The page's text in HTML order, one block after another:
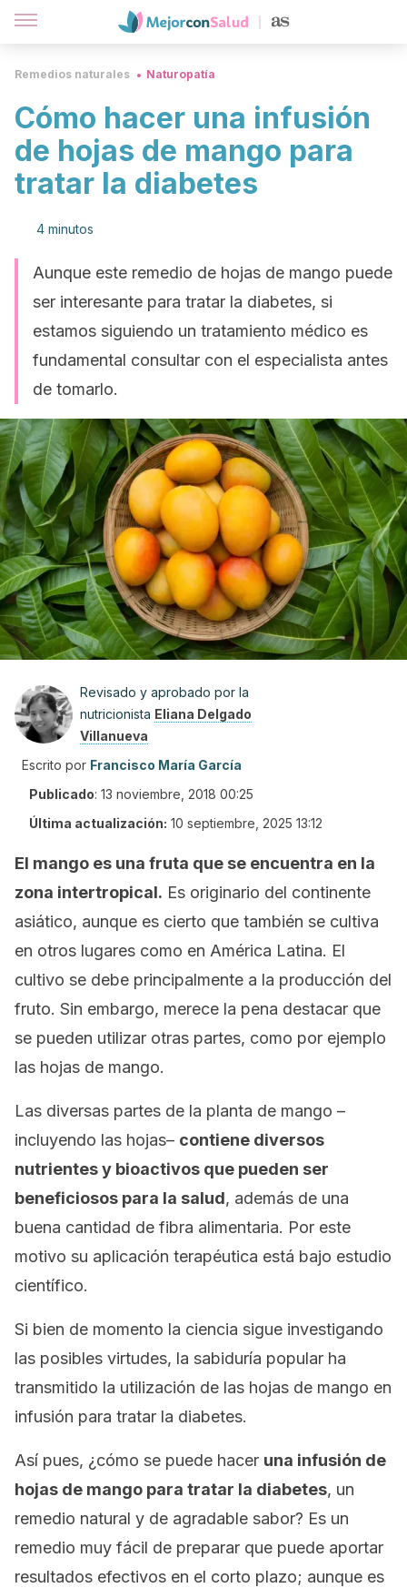
Remedios naturales Naturopatía
Cómo hacer una infusión
de hojas de mango para
tratar la diabetes
4 minutos
Aunque este remedio de hojas de mango puede
ser interesante para tratar la diabetes, si
estamos siguiendo un tratamiento médico es
fundamental consultar con el especialista antes
de tomarlo.
Revisado y aprobado por la
nutricionista Eliana Delgado
Villanueva
Escrito por Francisco María García
Publicado: 13 noviembre, 2018 00:25
Última actualización: 10 septiembre, 2025 13:12
El mango es una fruta que se encuentra en la
zona intertropical. Es originario del continente
asiático, aunque es cierto que también se cultiva
en otros lugares como en América Latina. El
cultivo se debe principalmente a la producción del
fruto. Sin embargo, merece la pena destacar que
se pueden utilizar otras partes, como por ejemplo
las hojas de mango.
Las diversas partes de la planta de mango –
incluyendo las hojas– contiene diversos
nutrientes y bioactivos que pueden ser
beneficiosos para la salud, además de una
buena cantidad de fibra alimentaria. Por este
motivo su aplicación terapéutica está bajo estudio
científico.
Si bien de momento la ciencia sigue investigando
las posibles virtudes, la sabiduría popular ha
transmitido la utilización de las hojas de mango en
infusión para tratar la diabetes.
Así pues, ¿cómo se puede hacer una infusión de
hojas de mango para tratar la diabetes, un
remedio natural y de agradable sabor? Es un
remedio muy fácil de preparar que puede aportar
resultados efectivos en el corto plazo; aunque es